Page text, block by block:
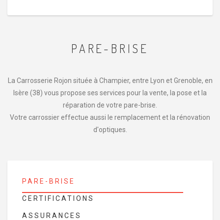
PARE-BRISE
La Carrosserie Rojon située à Champier, entre Lyon et Grenoble, en
Isère (38) vous propose ses services pour la vente, la pose et la
réparation de votre pare-brise.
Votre carrossier effectue aussi le remplacement et la rénovation
d'optiques.
PARE-BRISE
CERTIFICATIONS
ASSURANCES